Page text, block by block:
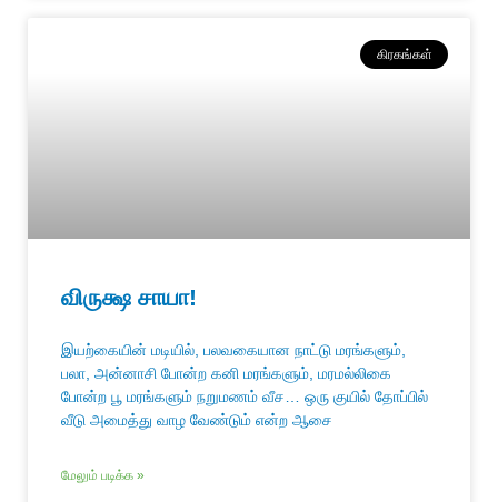
கிரகங்கள்
விருக்ஷ சாயா!
இயற்கையின் மடியில், பலவகையான நாட்டு மரங்களும்,
பலா, அன்னாசி போன்ற கனி மரங்களும், மரமல்லிகை
போன்ற பூ மரங்களும் நறுமணம் வீச… ஒரு குயில் தோப்பில்
வீடு அமைத்து வாழ வேண்டும் என்ற ஆசை
மேலும் படிக்க »